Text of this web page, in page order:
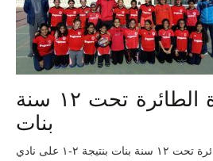
فوز فريق الكرة الطائرة تحت ١٢ سنة
بنات
مبروك فوز فريق الكرة الطائرة تحت ١٢ سنة بنات بنتيجة ٢-١ على نادي